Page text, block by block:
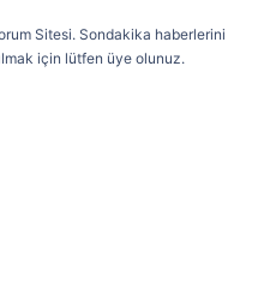
Sitesi. Sondakika haberlerini
için lütfen üye olunuz.